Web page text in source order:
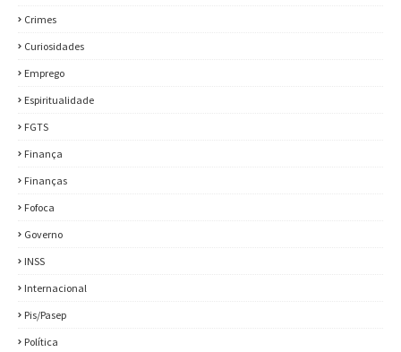
Crimes
Curiosidades
Emprego
Espiritualidade
FGTS
Finança
Finanças
Fofoca
Governo
INSS
Internacional
Pis/Pasep
Política